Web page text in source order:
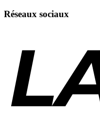
Réseaux sociaux